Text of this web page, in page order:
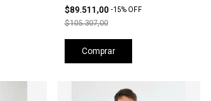
$89.511,00 -15% OFF
$105.307,00
Comprar